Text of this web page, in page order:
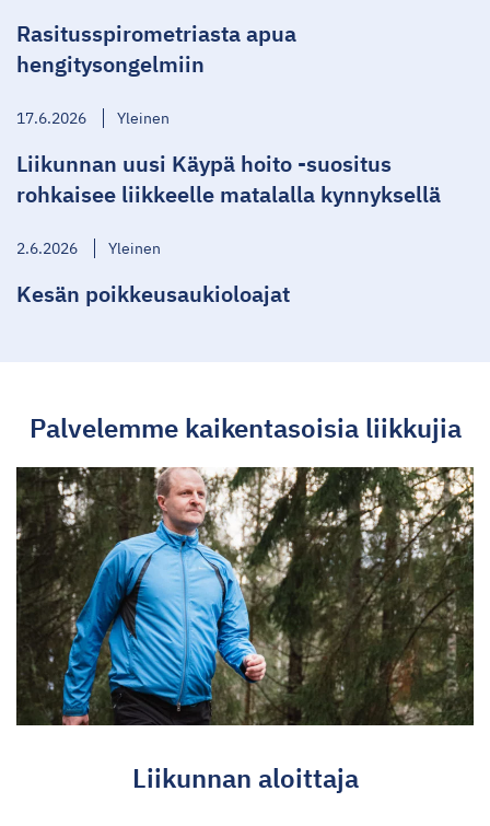
Rasitusspirometriasta apua
hengitysongelmiin
17.6.2026 Yleinen
Liikunnan uusi Käypä hoito -suositus
rohkaisee liikkeelle matalalla kynnyksellä
2.6.2026 Yleinen
Kesän poikkeusaukioloajat
Palvelemme kaikentasoisia liikkujia
Liikunnan aloittaja